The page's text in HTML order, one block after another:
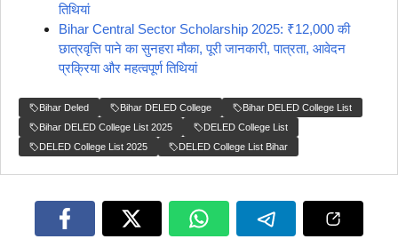
तिथियां
Bihar Central Sector Scholarship 2025: ₹12,000 की
छात्रवृत्ति पाने का सुनहरा मौका, पूरी जानकारी, पात्रता, आवेदन
प्रक्रिया और महत्वपूर्ण तिथियां
Bihar Deled Bihar DELED College
Bihar DELED College List
Bihar DELED College List 2025
DELED College List
DELED College List 2025
DELED College List Bihar